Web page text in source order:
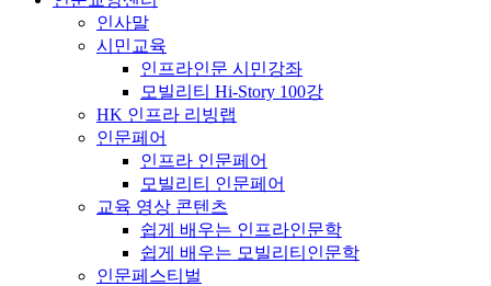
인사말
시민교육
인프라인문 시민강좌
모빌리티 Hi-Story 100강
HK 인프라 리빙랩
인문페어
인프라 인문페어
모빌리티 인문페어
교육 영상 콘텐츠
쉽게 배우는 인프라인문학
쉽게 배우는 모빌리티인문학
인문페스티벌